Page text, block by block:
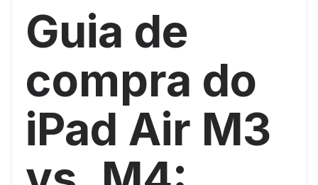
Guia de
compra do
iPad Air M3